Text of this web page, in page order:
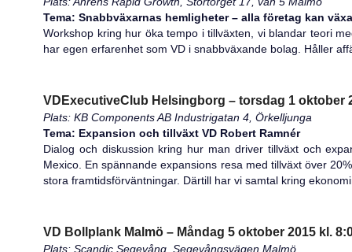
Tema: Snabbväxarnas hemligheter – alla företag kan växa
Workshop kring hur öka tempo i tillväxten, vi blandar teori
har egen erfarenhet som VD i snabbväxande bolag. Håller
VDExecutiveClub Helsingborg – torsdag 1 oktober
Plats: KB Components AB Industrigatan 4, Örkelljunga
Tema: Expansion och tillväxt VD Robert Ramnér
Dialog och diskussion kring hur man driver tillväxt och
Mexico. En spännande expansions resa med tillväxt över
stora framtidsförväntningar. Därtill har vi samtal kring
VD Bollplank Malmö – Måndag 5 oktober 2015 kl.
Plats: Scandic Segevång, Segevångsvägen Malmö